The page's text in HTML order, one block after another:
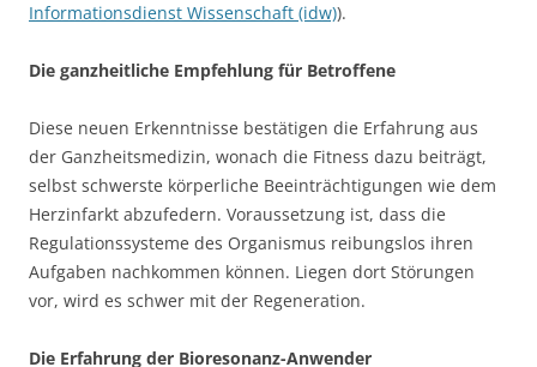
Informationsdienst Wissenschaft (idw)).
Die ganzheitliche Empfehlung für Betroffene
Diese neuen Erkenntnisse bestätigen die Erfahrung aus
der Ganzheitsmedizin, wonach die Fitness dazu beiträgt,
selbst schwerste körperliche Beeinträchtigungen wie dem
Herzinfarkt abzufedern. Voraussetzung ist, dass die
Regulationssysteme des Organismus reibungslos ihren
Aufgaben nachkommen können. Liegen dort Störungen
vor, wird es schwer mit der Regeneration.
Die Erfahrung der Bioresonanz-Anwender